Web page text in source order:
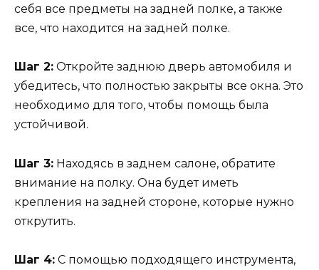
себя все предметы на задней полке, а также
все, что находится на задней полке.
Шаг 2: Откройте заднюю дверь автомобиля и
убедитесь, что полностью закрыты все окна. Это
необходимо для того, чтобы помощь была
устойчивой.
Шаг 3: Находясь в заднем салоне, обратите
внимание на полку. Она будет иметь
крепления на задней стороне, которые нужно
открутить.
Шаг 4: С помощью подходящего инструмента,